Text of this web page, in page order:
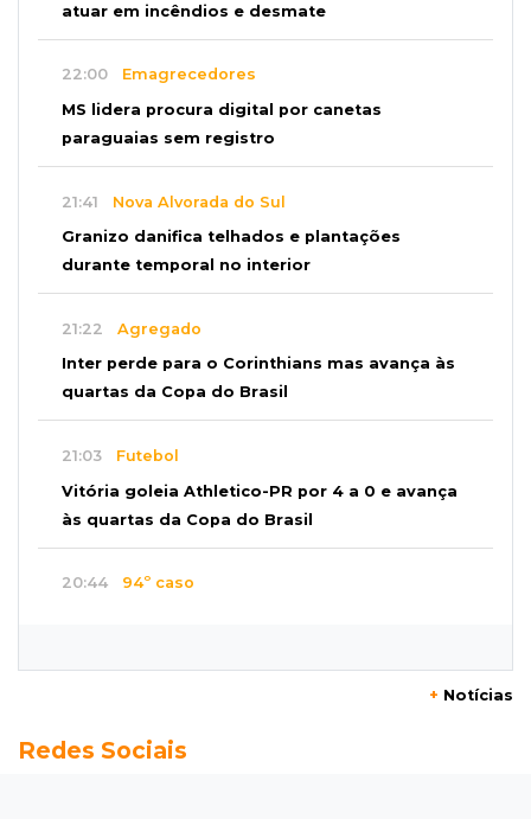
atuar em incêndios e desmate
22:00 Emagrecedores
MS lidera procura digital por canetas
paraguaias sem registro
21:41 Nova Alvorada do Sul
Granizo danifica telhados e plantações
durante temporal no interior
21:22 Agregado
Inter perde para o Corinthians mas avança às
quartas da Copa do Brasil
21:03 Futebol
Vitória goleia Athletico-PR por 4 a 0 e avança
às quartas da Copa do Brasil
20:44 94º caso
Veja as dezenas de hoje na Mega-Sena, Quina,
+ Notícias
Redes Sociais